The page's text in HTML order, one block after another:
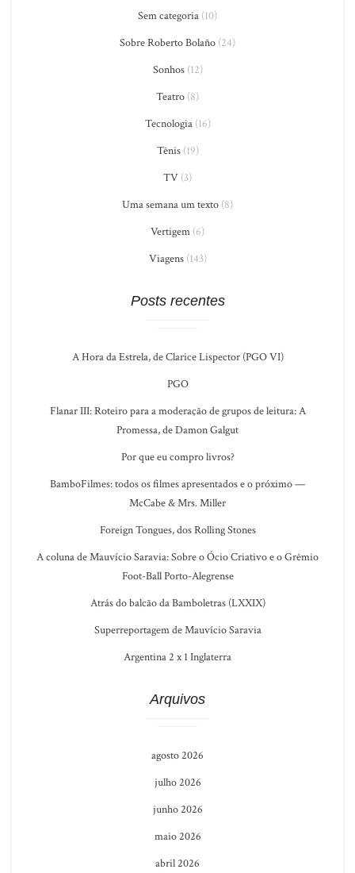
Sem categoria (10)
Sobre Roberto Bolaño (24)
Sonhos(12)
Teatro (8)
Tecnologia(16)
Tênis(19)
TV (3)
Uma semana um texto (8)
Vertigem (6)
Viagens(143)
Posts recentes
A Hora da Estrela, de Clarice Lispector (PGO VI)
PGO
Flanar III: Roteiro para a moderação de grupos de leitura: A
Promessa, de Damon Galgut
Por que eu compro livros?
BamboFilmes: todos os filmes apresentados e o próximo —
McCabe & Mrs. Miller
Foreign Tongues, dos Rolling Stones
A coluna de Mauvício Saravia: Sobre o Ócio Criativo e o Grêmio
Foot-Ball Porto-Alegrense
Atrás do balcão da Bamboletras (LXXIX)
Superreportagem de Mauvício Saravia
Argentina 2 x 1 Inglaterra
Arquivos
agosto 2026
julho 2026
junho 2026
maio 2026
abril 2026